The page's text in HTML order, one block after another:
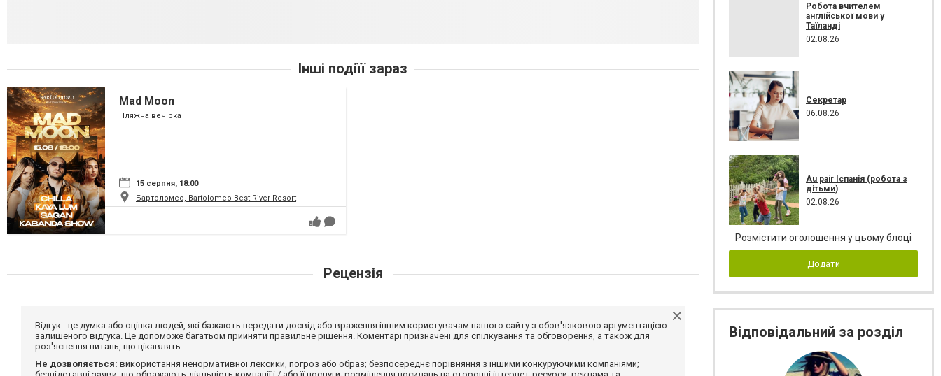
Інші подіїї зараз
Mad Moon
Пляжна вечірка
15 серпня, 18:00
Бартоломео, Bartolomeo Best River Resort
Рецензія
Відгук - це думка або оцінка людей, які бажають передати досвід або враження іншим користувачам нашого сайту з обов'язковою аргументацією
залишеного відгука. Це допоможе багатьом прийняти правильне рішення. Коментарі призначені для спілкування та обговорення, а також для
роз'яснення питань, що цікавлять.
Не дозволяється: використання ненормативної лексики, погроз або образ; безпосереднє порівняння з іншими конкуруючими компаніями;
Робота вчителем
англійської мови у
Таїланді
02.08.26
Секретар
06.08.26
Au pair Іспанія (робота з
дітьми)
02.08.26
Розмістити оголошення у цьому блоці
Додати
Відповідальний за розділ